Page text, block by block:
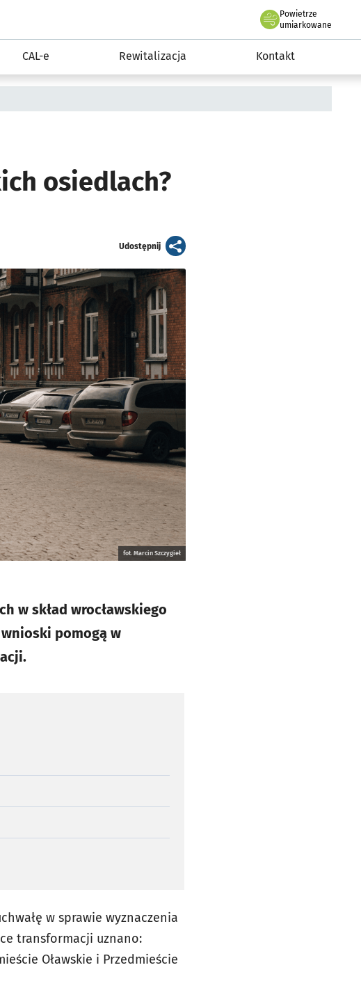
Rozmawia
Powietrze
we Wrocławiu
umiarkowane
CAL-e Rewitalizacja Kontakt
osiedlach?
Udostępnijartykuł
fot. Marcin Szczygieł
w skład wrocławskiego
pomogą w
w sprawie wyznaczenia
transformacji uznano:
Oławskie i Przedmieście